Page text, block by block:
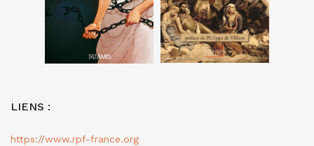
LIENS :
https://www.rpf-france.org